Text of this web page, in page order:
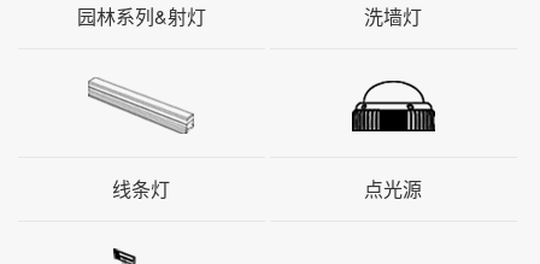
园林系列&射灯 洗墙灯
线条灯 点光源